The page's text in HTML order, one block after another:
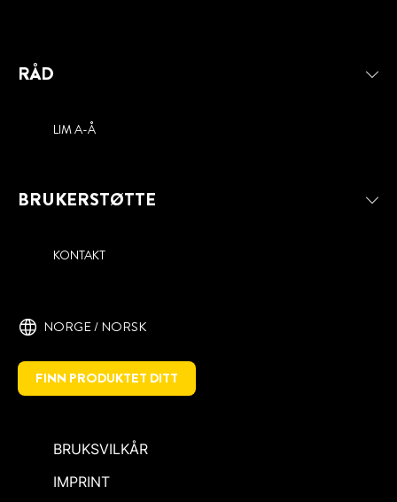
RÅD
LIM A-Å
BRUKERSTØTTE
KONTAKT
NORGE / NORSK
FINN PRODUKTET DITT
BRUKSVILKÅR
IMPRINT